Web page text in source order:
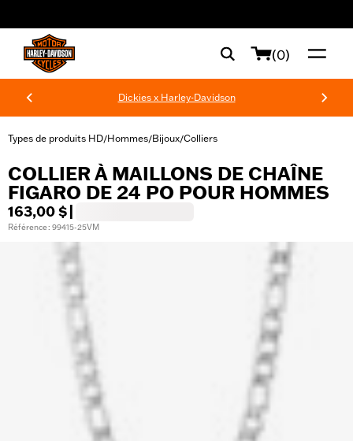
(0)
Dickies x Harley-Davidson
Types de produits HD/Hommes/Bijoux/Colliers
COLLIER À MAILLONS DE CHAÎNE
FIGARO DE 24 PO POUR HOMMES
163,00 $
Référence : 99415-25VM